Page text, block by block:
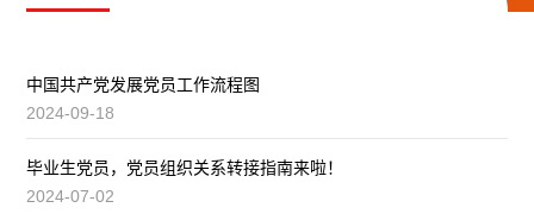
中国共产党发展党员工作流程图
2024-09-18
毕业生党员，党员组织关系转接指南来啦！
2024-07-02